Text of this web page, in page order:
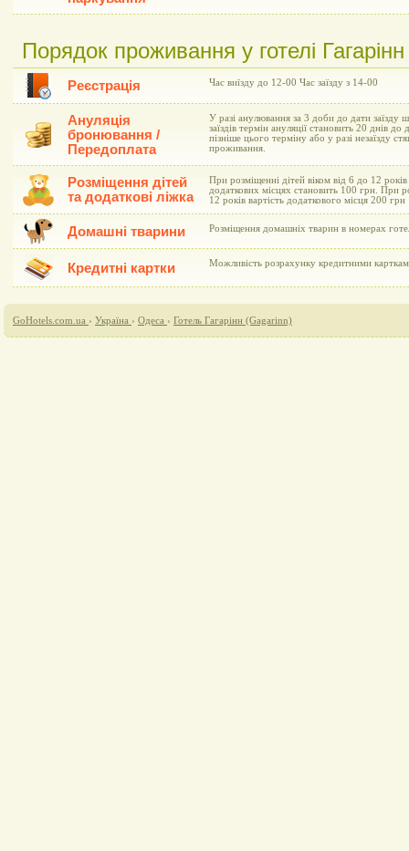
Порядок проживання у готелі
Реєстрація Час виїзду до 12-00 Час заїзду з 14-00
Ануляція
бронювання /
Передоплата
У разі анулювання за 3 доби до дати заїзду
заїздів термін ануляції становить 20 днів до
пізніше цього терміну або у разі незаїзду
проживання.
Розміщення дітей
та додаткові ліжка
При розміщенні дітей віком від 6 до 12
додаткових місцях становить 100 грн. При
12 років вартість додаткового місця 200 грн
Домашні тварини Розміщення домашніх тварин в номерах
Кредитні картки Можливість розрахунку кредитними
GoHotels.com.ua › Україна › Одеса › Готель Гагарінн (Gagarinn)